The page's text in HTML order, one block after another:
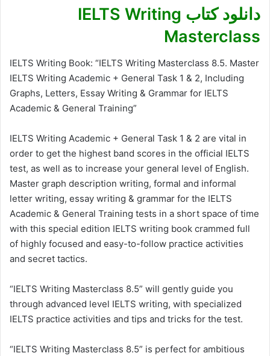
دانلود کتاب IELTS Writing
Masterclass
IELTS Writing Book: “IELTS Writing Masterclass 8.5. Master
IELTS Writing Academic + General Task 1 & 2, Including
Graphs, Letters, Essay Writing & Grammar for IELTS
Academic & General Training”
IELTS Writing Academic + General Task 1 & 2 are vital in
order to get the highest band scores in the official IELTS
test, as well as to increase your general level of English.
Master graph description writing, formal and informal
letter writing, essay writing & grammar for the IELTS
Academic & General Training tests in a short space of time
with this special edition IELTS writing book crammed full
of highly focused and easy-to-follow practice activities
and secret tactics.
“IELTS Writing Masterclass 8.5” will gently guide you
through advanced level IELTS writing, with specialized
IELTS practice activities and tips and tricks for the test.
“IELTS Writing Masterclass 8.5” is perfect for ambitious